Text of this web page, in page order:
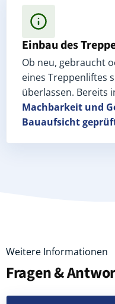
Einbau des
Ob neu, gebraucht
eines Treppenliftes
überlassen. Bereits
Machbarkeit und
Bauaufsicht
Weitere Informationen
Fragen &